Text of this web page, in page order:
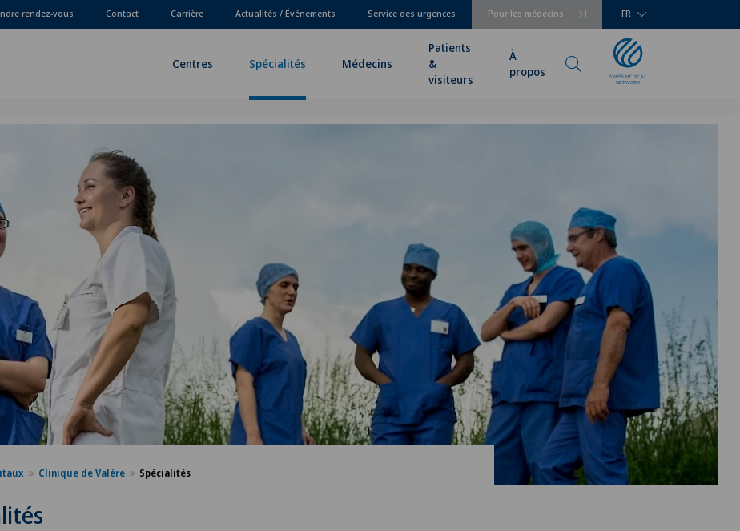
Pour les médecins
rendez-vous Contact Carrière Actualités / Événements Service des urgences FR
Centres Spécialités Médecins
Patients
&
visiteurs
À
propos
Clinique de Valère Spécialités